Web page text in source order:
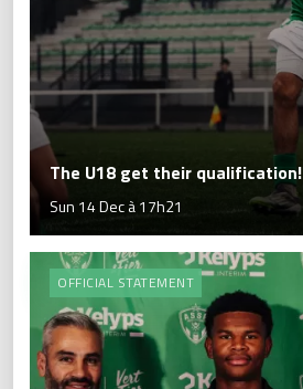
The U18 get their qualification!
Sun 14 Dec à 17h21
OFFICIAL STATEMENT